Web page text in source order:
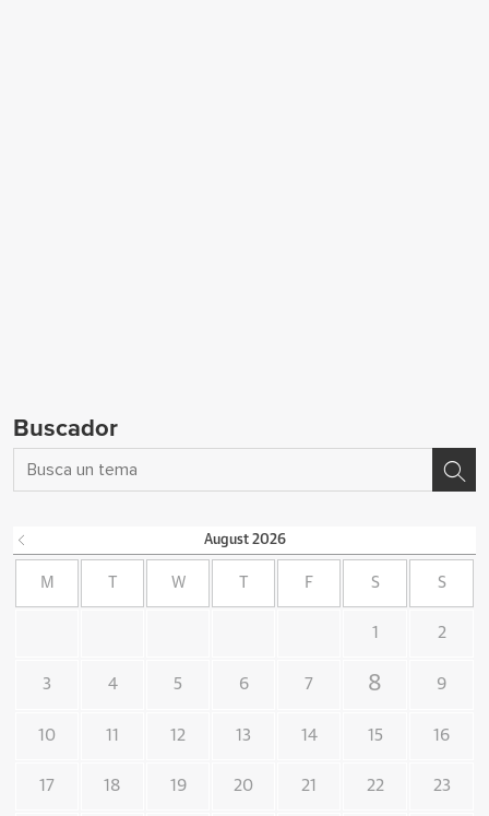
Buscador
August 2026
M W F S S
1 2
3 4 5 6 7 8 9
10 11 12 13 14 15 16
17 18 19 20 21 22 23